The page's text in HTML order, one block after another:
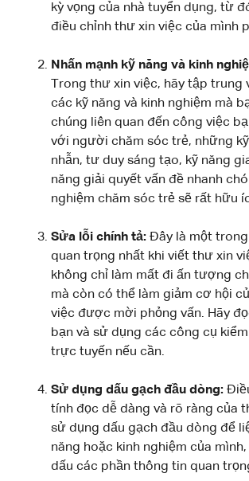
kỳ vọng của nhà tuyển dụng, từ
điều chỉnh thư xin việc của mình
Nhấn mạnh kỹ năng và kinh
Trong thư xin việc, hãy tập trung
các kỹ năng và kinh nghiệm mà
chúng liên quan đến công việc
với người chăm sóc trẻ, những
nhẫn, tư duy sáng tạo, kỹ năng
năng giải quyết vấn đề nhanh
nghiệm chăm sóc trẻ sẽ rất hữu
Sửa lỗi chính tả: Đây là một
quan trọng nhất khi viết thư xin
không chỉ làm mất đi ấn tượng
mà còn có thể làm giảm cơ hội
việc được mời phỏng vấn. Hãy
bạn và sử dụng các công cụ
trực tuyến nếu cần.
Sử dụng dấu gạch đầu dòng:
tính đọc dễ dàng và rõ ràng của
sử dụng dấu gạch đầu dòng để
năng hoặc kinh nghiệm của
dấu các phần thông tin quan